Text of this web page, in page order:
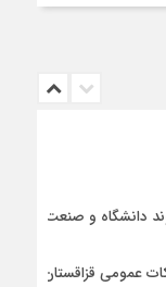
دانشگاه و صنعت
عمومی قزاقستان